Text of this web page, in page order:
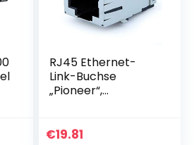
RJ45 Ethernet-
Link-Buchse
„Pioneer“,
dkn1576, dkn1650
€19.81